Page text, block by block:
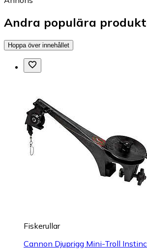
Andra populära
Hoppa över innehållet
Fiskerullar
Cannon Djuprigg Mini-Troll